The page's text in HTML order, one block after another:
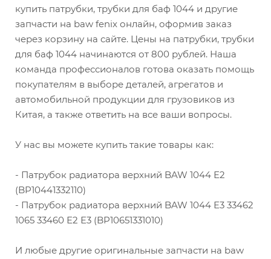
купить патрубки, трубки для баф 1044 и другие
запчасти на baw fenix онлайн, оформив заказ
через корзину на сайте. Цены на патрубки, трубки
для баф 1044 начинаются от 800 рублей. Наша
команда профессионалов готова оказать помощь
покупателям в выборе деталей, агрегатов и
автомобильной продукции для грузовиков из
Китая, а также ответить на все ваши вопросы.
У нас вы можете купить такие товары как:
- Патрубок радиатора верхний BAW 1044 Е2
(BP10441332110)
- Патрубок радиатора верхний BAW 1044 Е3 33462
1065 33460 Е2 Е3 (BP10651331010)
И любые другие оригинальные запчасти на baw